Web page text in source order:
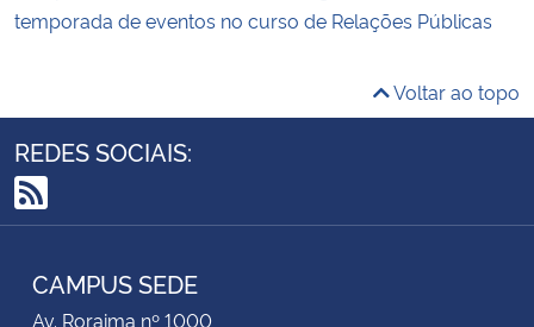
temporada de eventos no curso de Relações Públicas
Voltar ao topo
REDES SOCIAIS:
RSS
CAMPUS SEDE
Av. Roraima nº 1000